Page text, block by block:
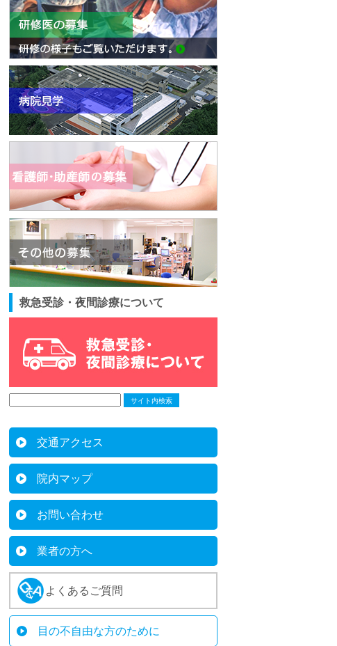
救急受診・夜間診療について
交通アクセス
院内マップ
お問い合わせ
業者の方へ
よくあるご質問
目の不自由な方のために